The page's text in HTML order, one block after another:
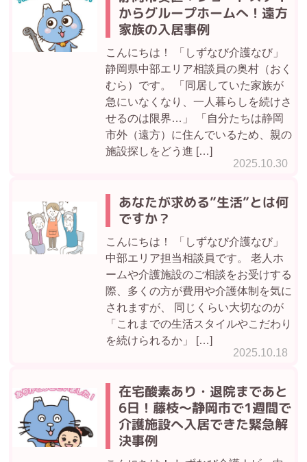
からグループホームへ！遠方
家族の入居事例
2025.10.30
こんにちは！ 「しずなび介護なび」
静岡県中部エリア相談員の奥村（おく
むら）です。 「同居していた家族が
急にいなくなり、一人暮らしを続けさ
せるのは限界…」 「自分たちは静岡
市外（遠方）に住んでいるため、親の
施設探しをどう進 […]
あなたが求める”生活”とは何
ですか？
2025.10.18
こんにちは！ 「しずなび介護なび」
中部エリア担当相談員です。 老人ホ
ームや介護施設のご相談をお受けする
際、多くの方が費用や介護体制を気に
されますが、 同じくらい大切なのが
「これまでの生活スタイルやこだわり
を続けられるか」 […]
在宅酸素あり・退院まであと
6日！藤枝〜静岡市で1週間で
介護施設へ入居できた緊急解
決事例